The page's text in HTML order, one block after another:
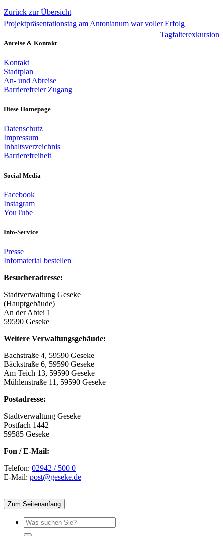
Zurück zur Übersicht
Projektpräsentationstag am Antonianum war voller Erfolg
Tagfalterexkursion
Anreise & Kontakt
Kontakt
Stadtplan
An- und Abreise
Barrierefreier Zugang
Diese Homepage
Datenschutz
Impressum
Inhaltsverzeichnis
Barrierefreiheit
Social Media
Facebook
Instagram
YouTube
Info-Service
Presse
Infomaterial bestellen
Besucheradresse:
Stadtverwaltung Geseke
(Hauptgebäude)
An der Abtei 1
59590 Geseke
Weitere Verwaltungsgebäude:
Bachstraße 4, 59590 Geseke
Bäckstraße 6, 59590 Geseke
Am Teich 13, 59590 Geseke
Mühlenstraße 11, 59590 Geseke
Postadresse:
Stadtverwaltung Geseke
Postfach 1442
59585 Geseke
Fon / E-Mail:
Telefon: 02942 / 500 0
E-Mail: post@geseke.de
Zum Seitenanfang